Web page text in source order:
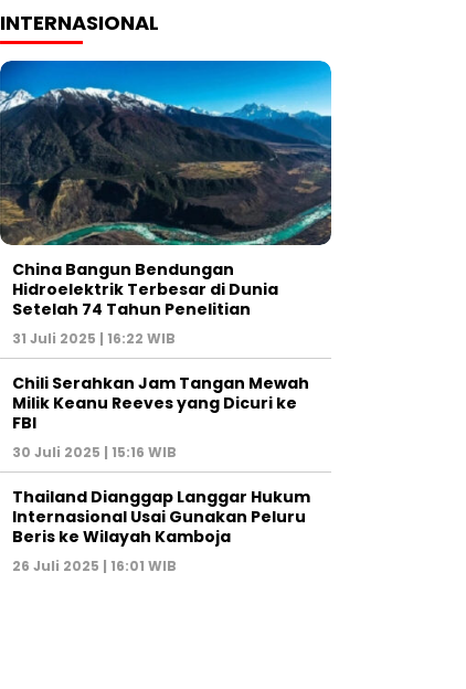
INTERNASIONAL
China Bangun Bendungan
Hidroelektrik Terbesar di Dunia
Setelah 74 Tahun Penelitian
31 Juli 2025 | 16:22 WIB
Chili Serahkan Jam Tangan Mewah
Milik Keanu Reeves yang Dicuri ke
FBI
30 Juli 2025 | 15:16 WIB
Thailand Dianggap Langgar Hukum
Internasional Usai Gunakan Peluru
Beris ke Wilayah Kamboja
26 Juli 2025 | 16:01 WIB